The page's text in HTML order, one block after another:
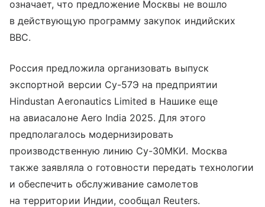
означает, что предложение Москвы не вошло
в действующую программу закупок индийских
ВВС.
Россия предложила организовать выпуск
экспортной версии Су-57Э на предприятии
Hindustan Aeronautics Limited в Нашике еще
на авиасалоне Aero India 2025. Для этого
предполагалось модернизировать
производственную линию Су-30МКИ. Москва
также заявляла о готовности передать технологии
и обеспечить обслуживание самолетов
на территории Индии, сообщал Reuters.